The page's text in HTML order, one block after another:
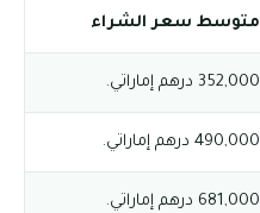
متوسط سعر الشراء
352,000 درهم إماراتي.
490,000 درهم إماراتي.
681,000 درهم إماراتي.